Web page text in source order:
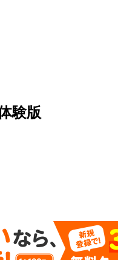
験版